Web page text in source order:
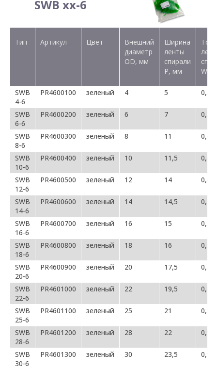
SWB xx-6
Тип Артикул Цвет
Внешний
диаметр
OD, мм
Ширина
ленты
спирали
P, мм
W,
SWB
4-6
PR4600100 зеленый 4 5 0,5
SWB
6-6
PR4600200 зеленый 6 7 0,5
SWB
8-6
PR4600300 зеленый 8 11 0,6
SWB
10-6
PR4600400 зеленый 10 11,5 0,65
SWB
12-6
PR4600500 зеленый 12 14 0,65
SWB
14-6
PR4600600 зеленый 14 14,5 0,7
SWB
16-6
PR4600700 зеленый 16 15 0,7
SWB
18-6
PR4600800 зеленый 18 16 0,8
SWB
20-6
PR4600900 зеленый 20 17,5 0,8
SWB
22-6
PR4601000 зеленый 22 19,5 0,8
SWB
25-6
PR4601100 зеленый 25 21 0,9
SWB
28-6
PR4601200 зеленый 28 22 0,9
SWB
30-6
PR4601300 зеленый 30 23,5 0,9